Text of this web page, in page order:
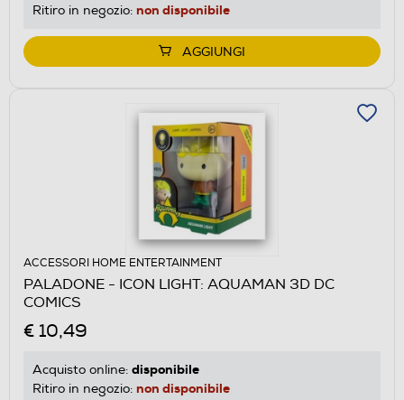
Ritiro in negozio: non disponibile
AGGIUNGI
ACCESSORI HOME ENTERTAINMENT
PALADONE - ICON LIGHT: AQUAMAN 3D DC
COMICS
€ 10,49
Acquisto online: disponibile
Ritiro in negozio: non disponibile